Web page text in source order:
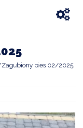
Zagubiony pies 02/2025